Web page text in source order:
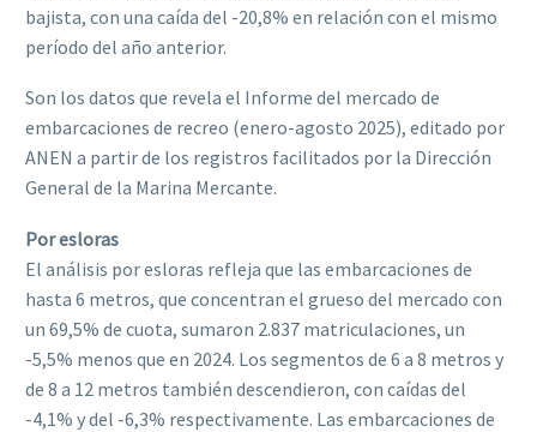
bajista, con una caída del -20,8% en relación con el mismo
período del año anterior.
Son los datos que revela el Informe del mercado de
embarcaciones de recreo (enero-agosto 2025), editado por
ANEN a partir de los registros facilitados por la Dirección
General de la Marina Mercante.
Por esloras
El análisis por esloras refleja que las embarcaciones de
hasta 6 metros, que concentran el grueso del mercado con
un 69,5% de cuota, sumaron 2.837 matriculaciones, un
-5,5% menos que en 2024. Los segmentos de 6 a 8 metros y
de 8 a 12 metros también descendieron, con caídas del
-4,1% y del -6,3% respectivamente. Las embarcaciones de